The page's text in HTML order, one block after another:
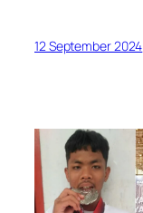
12 September 2024